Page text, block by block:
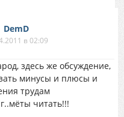
DemD
в 02:09
здесь же обсуждение,
минусы и плюсы и
трудам
читать!!!